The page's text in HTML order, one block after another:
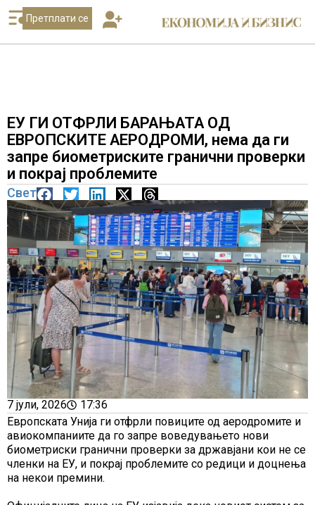
Претплати се
ЕУ ГИ ОТФРЛИ БАРАЊАТА ОД
ЕВРОПСКИТЕ АЕРОДРОМИ, нема да ги
запре биометриските гранични проверки
и покрај проблемите
Свет
7 јули, 2026
17:36
Европската Унија ги отфрли повиците од аеродромите и
авиокомпаниите да го запре воведувањето нови
биометриски гранични проверки за државјани кои не се
членки на ЕУ, и покрај проблемите со редици и доцнења
на некои премини.